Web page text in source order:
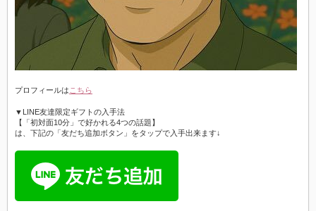
プロフィールは こちら
▼LINE友達限定ギフトの入手法
【「初対面10分」で好かれる4つの話題】
は、下記の「友だち追加ボタン」をタップで入手出来ます↓